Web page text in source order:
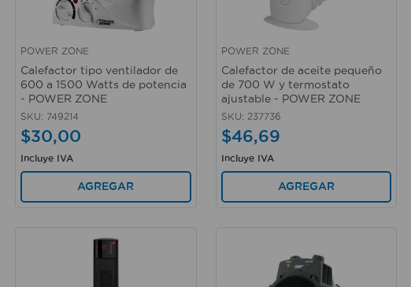
POWER ZONE
Calefactor tipo ventilador de
600 a 1500 Watts de potencia
- POWER ZONE
SKU: 749214
$30,00
Incluye IVA
AGREGAR
POWER ZONE
Calefactor de aceite pequeño
de 700 W y termostato
ajustable - POWER ZONE
SKU: 237736
$46,69
Incluye IVA
AGREGAR